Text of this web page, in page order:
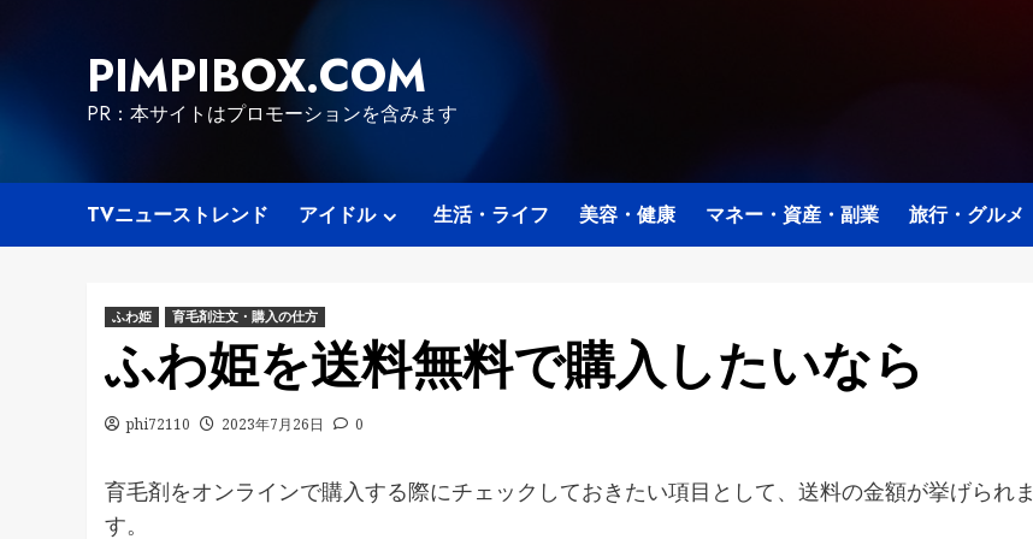
PIMPIBOX.COM
PR：本サイトはプロモーションを含みます
TVニューストレンド アイドル 生活・ライフ 美容・健康 マネー・資産・副業 旅行・グルメ
ふわ姫 育毛剤注文・購入の仕方
ふわ姫を送料無料で購入したいなら
phi72110 2023年7月26日 0
育毛剤をオンラインで購入する際にチェックしておきたい項目として、送料の金額が挙げられま
す。